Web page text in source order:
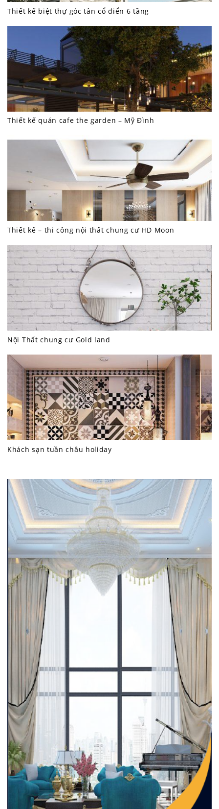
Thiết kế biệt thự góc tân cổ điển 6 tầng
Thiết kế quán cafe the garden – Mỹ Đình
Thiết kế – thi công nội thất chung cư HD Moon
Nội Thất chung cư Gold land
Khách sạn tuần châu holiday